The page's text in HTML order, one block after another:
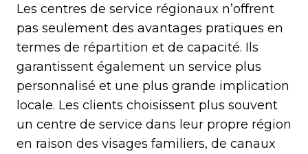
Les centres de service régionaux n’offrent
pas seulement des avantages pratiques en
termes de répartition et de capacité. Ils
garantissent également un service plus
personnalisé et une plus grande implication
locale. Les clients choisissent plus souvent
un centre de service dans leur propre région
en raison des visages familiers, de canaux